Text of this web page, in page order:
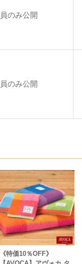
のみ公開
のみ公開
《特価10％OFF》